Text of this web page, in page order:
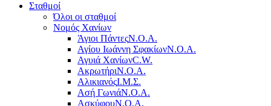
Σταθμοί
Όλοι οι σταθμοί
Νομός Χανίων
Άγιοι ΠάντεςΝ.Ο.Α.
Αγίου Ιωάννη ΣφακίωνΝ.Ο.Α.
Αγυιά ΧανίωνC.W.
ΑκρωτήριΝ.Ο.Α.
ΑλικιανόςΙ.Μ.Σ.
Ασή ΓωνιάΝ.Ο.Α.
ΑσκύφουΝ.Ο.Α.